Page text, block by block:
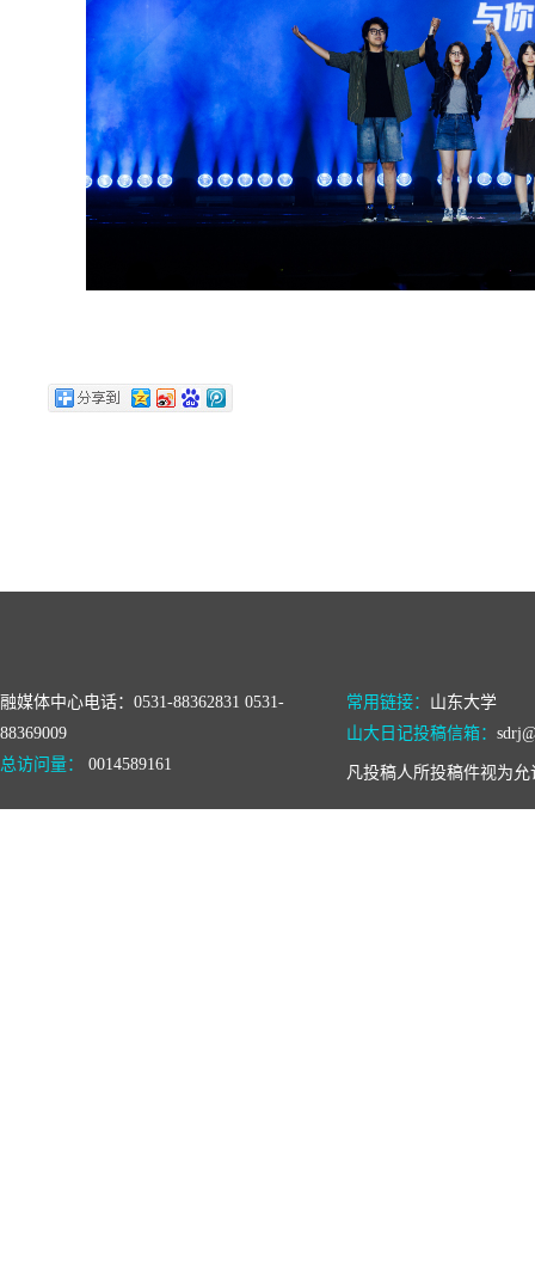
融媒体中心电话：0531-88362831 0531-
88369009
常用链接： 山东大学
山大日记投稿信箱：
总访问量：
0014589161 凡投稿人所投稿件视为